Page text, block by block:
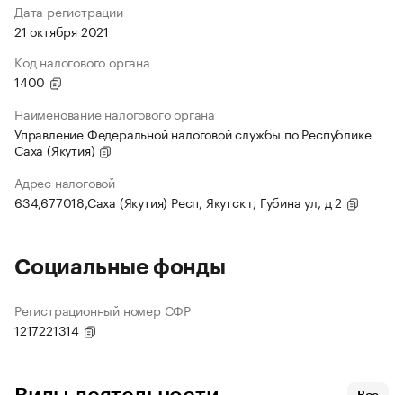
Дата регистрации
21 октября 2021
Код налогового органа
1400
Наименование налогового органа
Управление Федеральной налоговой службы по Республике
Саха (Якутия)
Адрес налоговой
634,677018,Саха (Якутия) Респ, Якутск г, Губина ул, д 2
Социальные фонды
Регистрационный номер СФР
1217221314